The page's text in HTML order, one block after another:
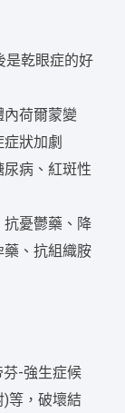
是乾眼症的好
荷爾蒙變
狀加劇
病、紅斑性
憂鬱藥、降
藥、抗組織胺
-強生症候
等，破壞結